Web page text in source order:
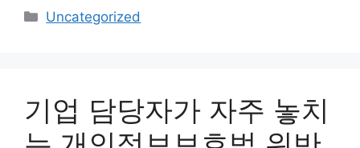
카
Uncategorized
기업 담당자가 자주 놓치